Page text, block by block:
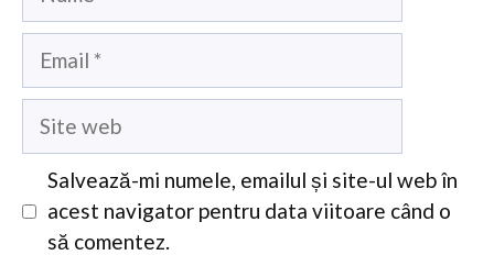
Email
Site
Salvează-mi numele, emailul și site-ul web în
acest navigator pentru data viitoare când o
să comentez.